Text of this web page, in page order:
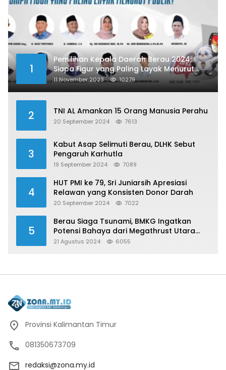
1
Pemilihan Kepala Daerah Berau 2024:
Siapa Figur yang Paling Layak Menurut
Publik?
11 November 2023 10279
2 TNI AL Amankan 15 Orang Manusia Perahu
20 September 2024 7613
3
Kabut Asap Selimuti Berau, DLHK Sebut
Pengaruh Karhutla
19 September 2024 7089
4
HUT PMI ke 79, Sri Juniarsih Apresiasi
Relawan yang Konsisten Donor Darah
20 September 2024 7022
5
Berau Siaga Tsunami, BMKG Ingatkan
Potensi Bahaya dari Megathrust Utara
Sulawesi
21 Agustus 2024 6055
Provinsi Kalimantan Timur
081350673709
redaksi@zona.my.id